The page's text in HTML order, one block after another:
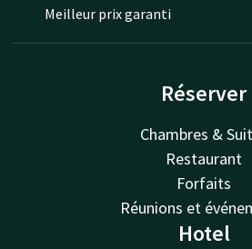
Meilleur prix garanti
Réserver
Chambres &
Restaurant
Forfaits
Réunions et
Hotel